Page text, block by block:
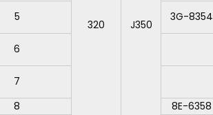
320 J350
5 3G-8354
6
7
8
8E-6358